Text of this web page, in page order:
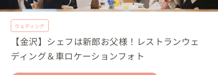
ウェディング
【金沢】シェフは新郎お父様！レストランウェ
ディング＆車ロケーションフォト